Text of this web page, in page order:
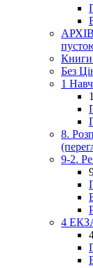
АРХІВ
Книги
Без
1
8.
9-2.
4